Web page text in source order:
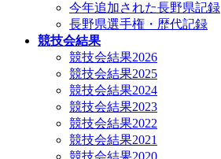
今年追加された長野県記録
長野県選手権・歴代記録
競技会結果
競技会結果2026
競技会結果2025
競技会結果2024
競技会結果2023
競技会結果2022
競技会結果2021